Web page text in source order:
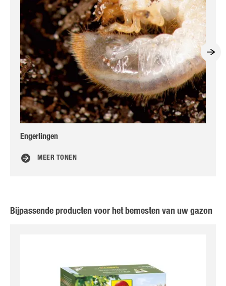
Engerlingen
MEER TONEN
Bijpassende producten voor het bemesten van uw gazon